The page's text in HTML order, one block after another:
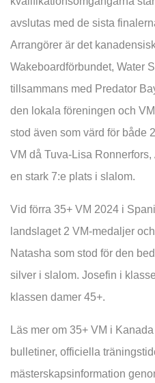
avslutas med de sista
Arrangörer är det
Wakeboardförbundet, Water
tillsammans med Predator
den lokala föreningen och
stod även som värd för både
VM då Tuva-Lisa
en stark 7:e plats i slalom.
Vid förra 35+ VM 2024 i
landslaget 2 VM-medaljer
Natasha som stod för den
silver i slalom. Josefin i
klassen damer 45+.
Läs mer om 35+ VM i
bulletiner, officiella
mästerskapsinformation